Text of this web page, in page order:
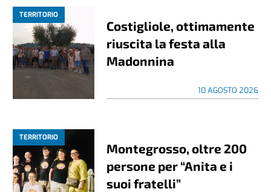
TERRITORIO
Costigliole, ottimamente
riuscita la festa alla
Madonnina
10 AGOSTO 2026
TERRITORIO
Montegrosso, oltre 200
persone per “Anita e i
suoi fratelli”